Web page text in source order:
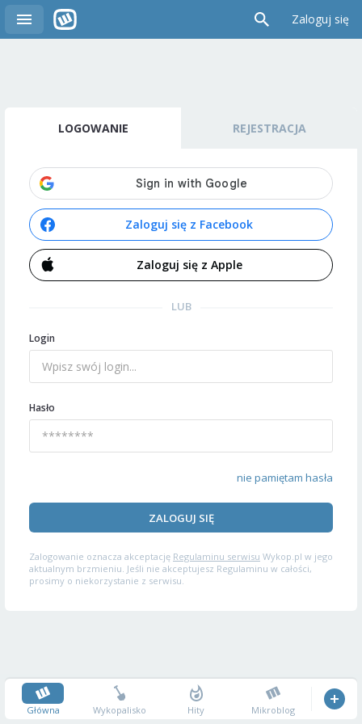
Zaloguj się
LOGOWANIE REJESTRACJA
Zaloguj się z Facebook
Zaloguj się z Apple
LUB
Login
Hasło
nie pamiętam hasła
ZALOGUJ SIĘ
Zalogowanie oznacza akceptację Regulaminu serwisu Wykop.pl w jego
aktualnym brzmieniu. Jeśli nie akceptujesz Regulaminu w całości,
prosimy o niekorzystanie z serwisu.
Główna Wykopalisko Hity Mikroblog